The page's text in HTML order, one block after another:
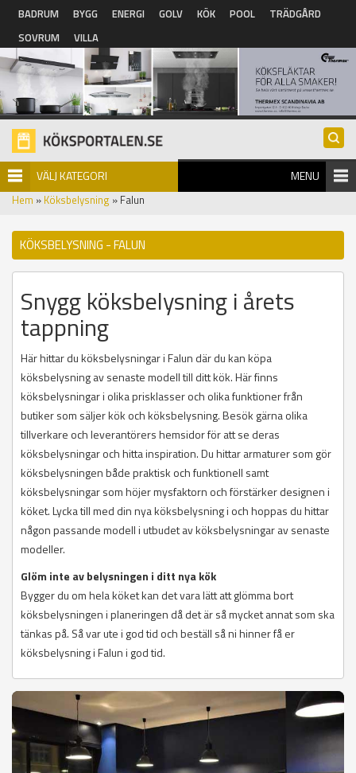
Hoppa till huvudinnehåll
BADRUM BYGG ENERGI GOLV KÖK POOL
TRÄDGÅRD
SOVRUM
VILLA
VÄLJ KATEGORI MENU
Hem » Köksbelysning » Falun
KÖKSBELYSNING - FALUN
Snygg köksbelysning i årets
tappning
Här hittar du köksbelysningar i Falun där du kan köpa
köksbelysning av senaste modell till ditt kök. Här finns
köksbelysningar i olika prisklasser och olika funktioner från
butiker som säljer kök och köksbelysning. Besök gärna olika
tillverkare och leverantörers hemsidor för att se deras
köksbelysningar och hitta inspiration. Du hittar armaturer som gör
köksbelysningen både praktisk och funktionell samt
köksbelysningar som höjer mysfaktorn och förstärker designen i
köket. Lycka till med din nya köksbelysning i och hoppas du hittar
någon passande modell i utbudet av köksbelysningar av senaste
modeller.
Glöm inte av belysningen i ditt nya kök
Bygger du om hela köket kan det vara lätt att glömma bort
köksbelysningen i planeringen då det är så mycket annat som ska
tänkas på. Så var ute i god tid och beställ så ni hinner få er
köksbelysning i Falun i god tid.